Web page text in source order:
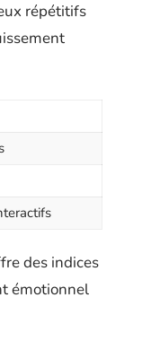
répétitifs
des indices
émotionnel